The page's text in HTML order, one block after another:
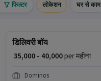
फिल्टर लोकेशन घर से काम
डिलिवरी बॉय
₹ 35,000 - 40,000per महीना
Dominos